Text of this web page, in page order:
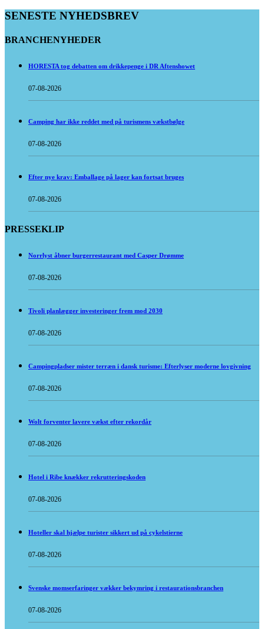
SENESTE NYHEDSBREV
BRANCHENYHEDER
HORESTA tog debatten om drikkepenge i DR Aftenshowet
07-08-2026
Camping har ikke reddet med på turismens vækstbølge
07-08-2026
Efter nye krav: Emballage på lager kan fortsat bruges
07-08-2026
PRESSEKLIP
Norrlyst åbner burgerrestaurant med Casper Drømme
07-08-2026
Tivoli planlægger investeringer frem mod 2030
07-08-2026
Campingpladser mister terræn i dansk turisme: Efterlyser moderne lovgivning
07-08-2026
Wolt forventer lavere vækst efter rekordår
07-08-2026
Hotel i Ribe knækker rekrutteringskoden
07-08-2026
Hoteller skal hjælpe turister sikkert ud på cykelstierne
07-08-2026
Svenske momserfaringer vækker bekymring i restaurationsbranchen
07-08-2026